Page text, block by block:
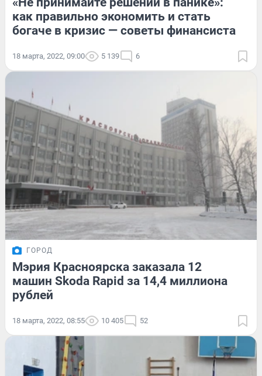
как правильно экономить и стать
богаче в кризис — советы финансиста
18 марта, 2022, 09:00 5 139 6
ГОРОД
Мэрия Красноярска заказала 12
машин Skoda Rapid за 14,4 миллиона
рублей
18 марта, 2022, 08:55 10 405 52